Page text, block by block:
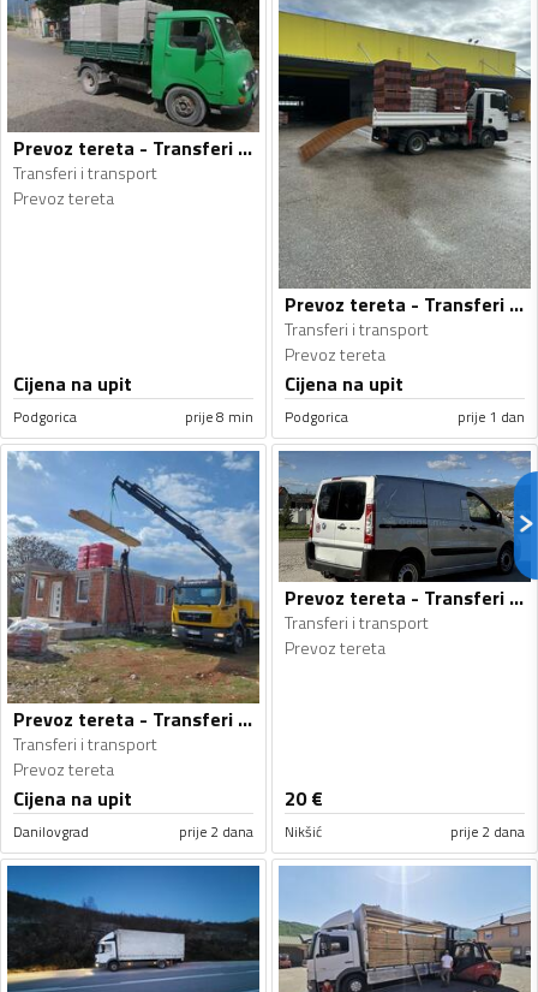
Prevoz tereta - Transferi i transport
Transferi i transport
Prevoz tereta
Cijena na upit
Podgorica prije 8 min
Prevoz tereta - Transferi i transport
Transferi i transport
Prevoz tereta
Cijena na upit
Podgorica prije 1 dan
Prevoz tereta - Transferi i transport
Transferi i transport
Prevoz tereta
Cijena na upit
Danilovgrad prije 2 dana
Prevoz tereta - Transferi i transport
Transferi i transport
Prevoz tereta
20€
Nikšić prije 2 dana